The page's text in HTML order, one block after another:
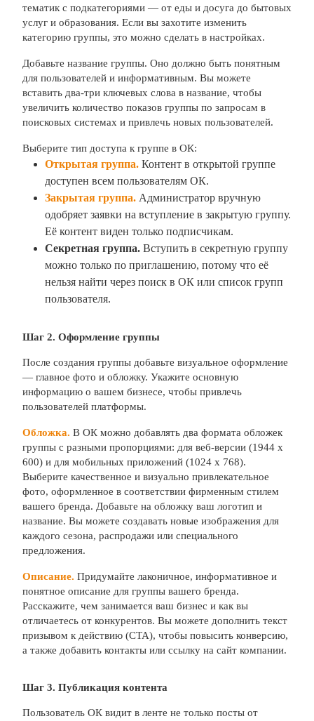
тематик с подкатегориями — от еды и досуга до бытовых
услуг и образования. Если вы захотите изменить
категорию группы, это можно сделать в настройках.
Добавьте название группы. Оно должно быть понятным
для пользователей и информативным. Вы можете
вставить два-три ключевых слова в название, чтобы
увеличить количество показов группы по запросам в
поисковых системах и привлечь новых пользователей.
Выберите тип доступа к группе в ОК:
Открытая группа. Контент в открытой группе
доступен всем пользователям ОК.
Закрытая группа. Администратор вручную
одобряет заявки на вступление в закрытую группу.
Её контент виден только подписчикам.
Секретная группа. Вступить в секретную группу
можно только по приглашению, потому что её
нельзя найти через поиск в ОК или список групп
пользователя.
Шаг 2. Оформление группы
После создания группы добавьте визуальное оформление
— главное фото и обложку. Укажите основную
информацию о вашем бизнесе, чтобы привлечь
пользователей платформы.
Обложка. В ОК можно добавлять два формата обложек
группы с разными пропорциями: для веб-версии (1944 x
600) и для мобильных приложений (1024 x 768).
Выберите качественное и визуально привлекательное
фото, оформленное в соответствии фирменным стилем
вашего бренда. Добавьте на обложку ваш логотип и
название. Вы можете создавать новые изображения для
каждого сезона, распродажи или специального
предложения.
Описание. Придумайте лаконичное, информативное и
понятное описание для группы вашего бренда.
Расскажите, чем занимается ваш бизнес и как вы
отличаетесь от конкурентов. Вы можете дополнить текст
призывом к действию (CTA), чтобы повысить конверсию,
а также добавить контакты или ссылку на сайт компании.
Шаг 3. Публикация контента
Пользователь ОК видит в ленте не только посты от